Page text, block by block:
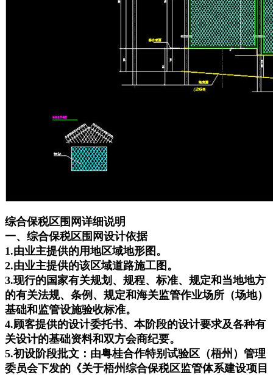
综合保税区围网详细说明
一、综合保税区围网设计依据
1.由业主提供的用地区域地形图。
2.由业主提供的该区域道路施工图。
3.现行的国家有关规划、规程、标准、规定和当地地方
的有关法规、条例、规定和海关监管作业场所（场地）
基础和监管设施验收标准。
4.顾客提供的设计委托书、本阶段的设计要求及各种有
关设计的基础资料和双方会商纪要。
5.初设阶段批文：由粤桂合作特别试验区（梧州）管理
委员会下发的《关于梧州综合保税区监管体系建设项目